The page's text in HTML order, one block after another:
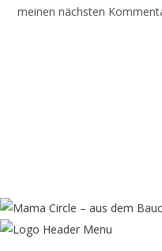
meinen nächsten